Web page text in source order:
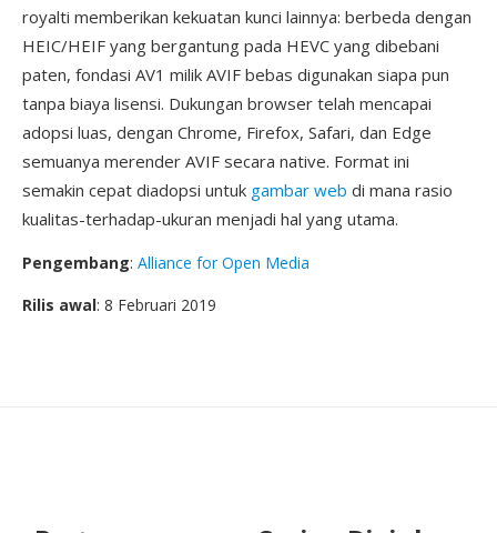
royalti memberikan kekuatan kunci lainnya: berbeda dengan
HEIC/HEIF yang bergantung pada HEVC yang dibebani
paten, fondasi AV1 milik AVIF bebas digunakan siapa pun
tanpa biaya lisensi. Dukungan browser telah mencapai
adopsi luas, dengan Chrome, Firefox, Safari, dan Edge
semuanya merender AVIF secara native. Format ini
semakin cepat diadopsi untuk gambar web di mana rasio
kualitas-terhadap-ukuran menjadi hal yang utama.
Pengembang: Alliance for Open Media
Rilis awal: 8 Februari 2019